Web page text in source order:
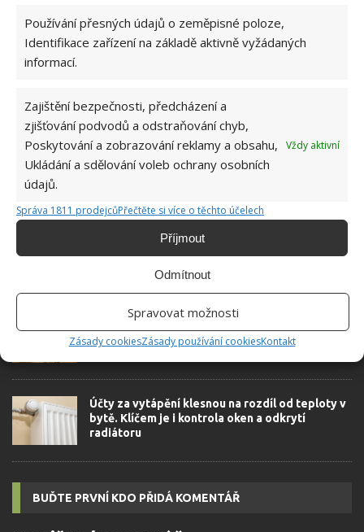
Používání přesných údajů o zeměpisné poloze,
Identifikace zařízení na základě aktivně vyžádaných
informací.
Zajištění bezpečnosti, předcházení a
zjišťování podvodů a odstraňování chyb,
Poskytování a zobrazování reklamy a obsahu,
Ukládání a sdělování voleb ochrany osobních
údajů.
Vždy aktivní
Správa 1811 prodejcůPřečtěte si více o těchto účelech
Příjmout
Odmítnout
Spravovat možnosti
Zásady cookiesZásady používání cookiesKontakt
Do redakce Bydlimeutulne.cz se
přidala během svých studií a práce
redaktorky ji tak nadchla, že se
Za vytápění neplatí ani v zimě. Unikátní dům
uvnitř skleníku šetří peníze i přírodu
Váš domov ožije pod taktovkou červené, která
zvyšuje krevní tlak a probouzí chuť k jídlu
Účty za vytápění klesnou na rozdíl od teploty v
bytě. Klíčem je i kontrola oken a odkrytí
radiátoru
BUĎTE PRVNÍ KDO PŘIDÁ KOMENTÁŘ